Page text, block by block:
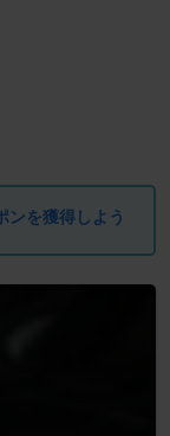
を獲得しよう